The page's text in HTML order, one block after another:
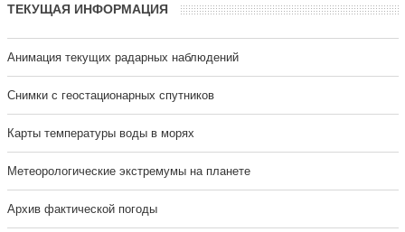
ТЕКУЩАЯ ИНФОРМАЦИЯ
Анимация текущих радарных наблюдений
Cнимки с геостационарных спутников
Карты температуры воды в морях
Метеорологические экстремумы на планете
Архив фактической погоды